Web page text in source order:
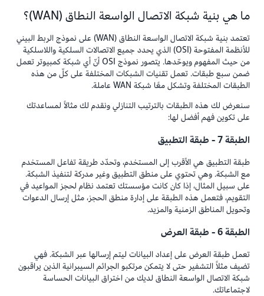
ما هي بنية شبكة الاتصال الواسعة النطاق (WAN)؟
تعتمد بنية شبكة الاتصال الواسعة النطاق (WAN) على نموذج الربط البيني
للأنظمة المفتوحة (OSI) الذي يحدد جميع الاتصالات السلكية واللاسلكية
من حيث المفهوم ويوحّدها. يتصور نموذج OSI أنّ أي شبكة كمبيوتر تعمل
ضمن سبع طبقات. تعمل تقنيات الشبكات المختلفة على كلّ من هذه
الطبقات المختلفة وتشكل معًا شبكة WAN عاملة.
سنعرض لك هذه الطبقات بالترتيب التنازلي ونقدم لك مثالاً لمساعدتك
على تكوين فهم أفضل لها:
الطبقة 7 - طبقة التطبيق
طبقة التطبيق هي الأقرب إلى المستخدم، وتحدّد طريقة تفاعل المستخدم
مع الشبكة. وهي تحتوي على منطق التطبيق وغير مدركة لتنفيذ الشبكة.
على سبيل المثال، إذا كان كانت مؤسستك تعتمد نظام لحجز المواعيد في
التقويم، فتعمل هذه الطبقة على إدارة منطق الحجز، مثل إرسال الدعوات
وتحويل المناطق الزمنية والمزيد.
الطبقة 6 - طبقة العرض
تعمل طبقة العرض على إعداد البيانات ليتم إرسالها عبر الشبكة. فهي
تضيف مثلاً التشفير حتى لا يتمكن مرتكبو الجرائم السيبرانية الذين يراقبون
شبكة الاتصال الواسعة النطاق لديك من اختراق البيانات الحساسة
لاجتماعاتك.